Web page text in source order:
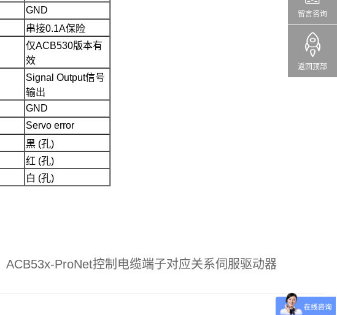
留言咨询
返回顶部
GND
串接0.1A保险
仅ACB530版本有
效
Signal Output信号
输出
GND
Servo error
黑 (孔)
红 (孔)
白 (孔)
ACB53x-ProNet控制电缆端子对应关系伺服驱动器